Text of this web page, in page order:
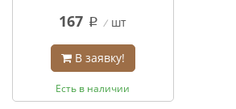
167 q шт
В заявку!
Есть в наличии